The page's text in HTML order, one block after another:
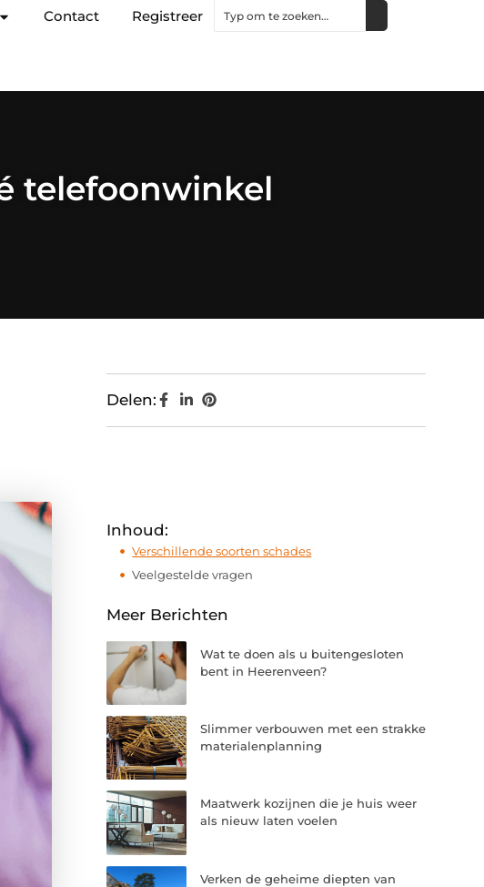
Contact Registreer
telefoonwinkel
Delen:
Inhoud:
Verschillende soorten schades
Veelgestelde vragen
Meer Berichten
Wat te doen als u buitengesloten
bent in Heerenveen?
Slimmer verbouwen met een strakke
materialenplanning
Maatwerk kozijnen die je huis weer
als nieuw laten voelen
Verken de geheime diepten van